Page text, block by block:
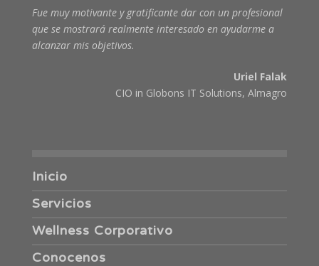
Fue muy motivante y gratificante dar con un profesional
que se mostrará realmente interesado en ayudarme a
alcanzar mis objetivos.
Uriel Falak
CIO in Globons IT Solutions, Almagro
Inicio
Servicios
Wellness Corporativo
Conocenos